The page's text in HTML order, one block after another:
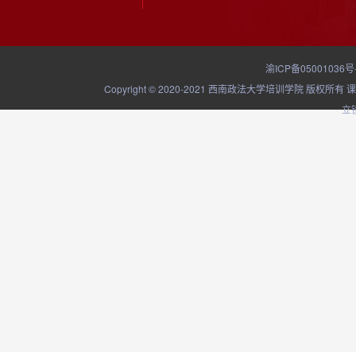
渝ICP备05001036
Copyright © 2020-2021 西南政法大学培训学院 版权所有
立